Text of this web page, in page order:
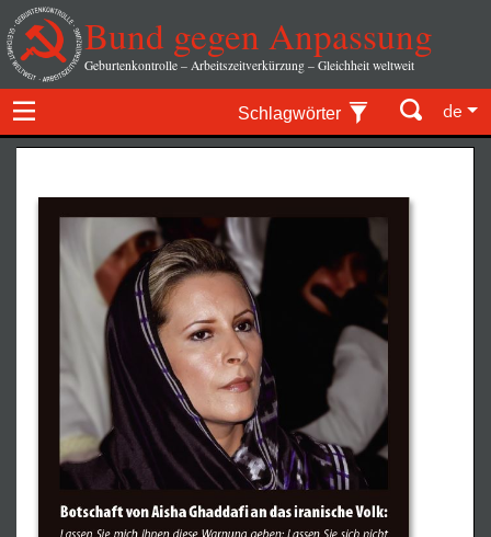
Bund gegen Anpassung
Geburtenkontrolle – Arbeitszeitverkürzung – Gleichheit weltweit
Schlagwörter de